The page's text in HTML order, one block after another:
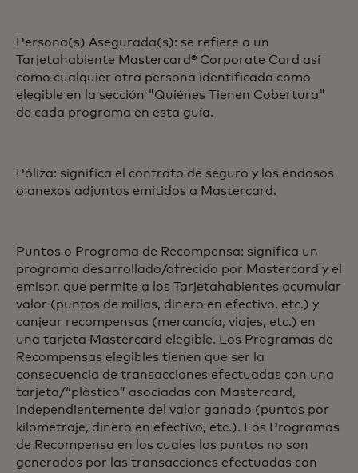
Persona(s) Asegurada(s): se refiere a un
Tarjetahabiente Mastercard® Corporate Card así
como cualquier otra persona identificada como
elegible en la sección "Quiénes Tienen Cobertura"
de cada programa en esta guía.
Póliza: significa el contrato de seguro y los endosos
o anexos adjuntos emitidos a Mastercard.
Puntos o Programa de Recompensa: significa un
programa desarrollado/ofrecido por Mastercard y el
emisor, que permite a los Tarjetahabientes acumular
valor (puntos de millas, dinero en efectivo, etc.) y
canjear recompensas (mercancía, viajes, etc.) en
una tarjeta Mastercard elegible. Los Programas de
Recompensas elegibles tienen que ser la
consecuencia de transacciones efectuadas con una
tarjeta/“plástico” asociadas con Mastercard,
independientemente del valor ganado (puntos por
kilometraje, dinero en efectivo, etc.). Los Programas
de Recompensa en los cuales los puntos no son
generados por las transacciones efectuadas con